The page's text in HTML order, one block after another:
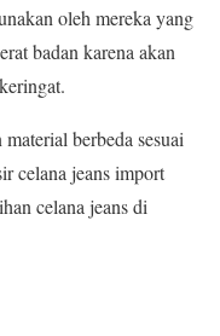
oleh mereka yang
badan karena akan
berbeda sesuai
celana jeans import
celana jeans di